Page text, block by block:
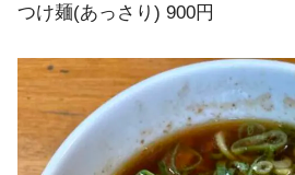
つけ麺(あっさり) 900円